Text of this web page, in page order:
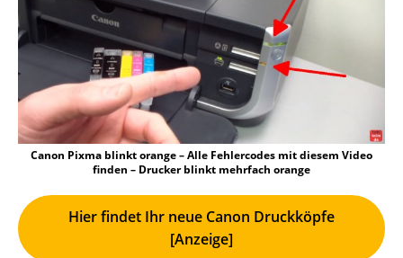
Canon Pixma blinkt orange – Alle Fehlercodes mit diesem Video
finden – Drucker blinkt mehrfach orange
Hier findet Ihr neue Canon Druckköpfe
[Anzeige]